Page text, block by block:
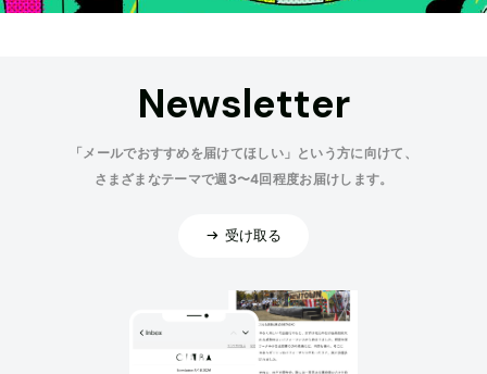
Newsletter
「メールでおすすめを届けてほしい」という方に向けて、
さまざまなテーマで週3〜4回程度お届けします。
受け取る